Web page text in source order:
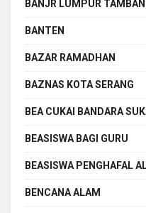
BANJR LUMPUR
BANTEN
BAZAR RAMADHAN
BAZNAS KOTA SERANG
BEA CUKAI BANDARA
BEASISWA BAGI GURU
BEASISWA PENGHAFAL
BENCANA ALAM